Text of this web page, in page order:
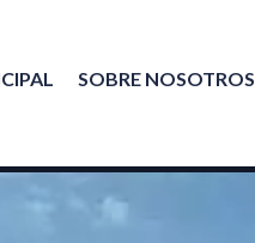
SOBRE NOSOTROS